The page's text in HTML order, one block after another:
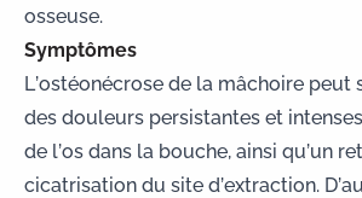
osseuse.
Symptômes
L’ostéonécrose de la mâchoire peut
des douleurs persistantes et
de l’os dans la bouche, ainsi qu’un
cicatrisation du site d’extraction.